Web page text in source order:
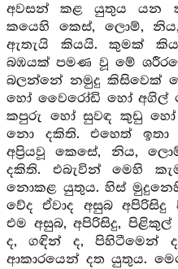
අවසන් කළ යුතුය යන
කයෙහි කෙස්, ලොම්,
ඇතැයි කියයි. කුමක්
බඹයක් පමණ වූ මේ
බලන්නේ නමුදු කිසිවෙක්
හෝ වෛරෝඩි හෝ අගිල්
කපුරු හෝ සුවඳ කුඩු හෝ
නො දකිති. එහෙත් ඉතා
අප්‍රියවූ කෙසේ, නිය,
දකිති. එබැවින් මෙහි
නොකළ යුතුය. හිස්
වේද ඒවාද අසුබ
එම අසුබ, අපිරිසිදු,
ද, ගඳින් ද, පිහිටීමෙන්
ආකාරයෙන් දත යුතුය.